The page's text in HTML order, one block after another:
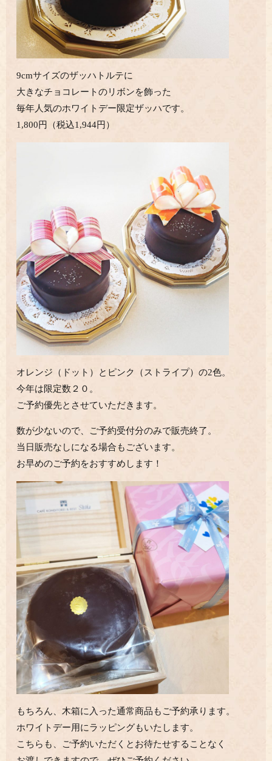
9cmサイズのザッハトルテに
大きなチョコレートのリボンを飾った
毎年人気のホワイトデー限定ザッハです。
1,800円（税込1,944円）
オレンジ（ドット）とピンク（ストライプ）の2色。
今年は限定数２０。
ご予約優先とさせていただきます。
数が少ないので、ご予約受付分のみで販売終了。
当日販売なしになる場合もございます。
お早めのご予約をおすすめします！
もちろん、木箱に入った通常商品もご予約承ります。
ホワイトデー用にラッピングもいたします。
こちらも、ご予約いただくとお待たせすることなく